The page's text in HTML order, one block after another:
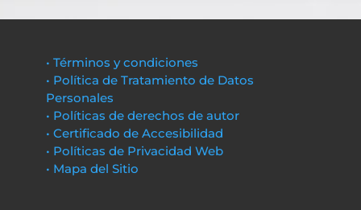
• Términos y condiciones
• Política de Tratamiento de Datos
Personales
• Políticas de derechos de autor
• Certificado de Accesibilidad
• Políticas de Privacidad Web
• Mapa del Sitio